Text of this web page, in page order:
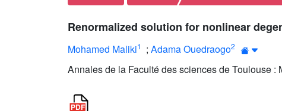
Renormalized solution for nonlinear
Mohamed Maliki1 ; Adama Ouedraogo2
Annales de la Faculté des sciences de Toulouse :